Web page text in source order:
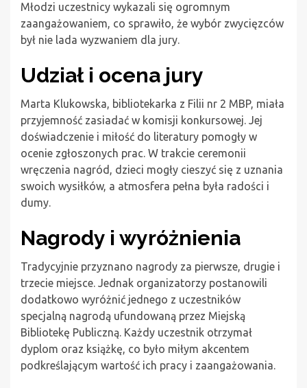
Młodzi uczestnicy wykazali się ogromnym
zaangażowaniem, co sprawiło, że wybór zwycięzców
był nie lada wyzwaniem dla jury.
Udział i ocena jury
Marta Klukowska, bibliotekarka z Filii nr 2 MBP, miała
przyjemność zasiadać w komisji konkursowej. Jej
doświadczenie i miłość do literatury pomogły w
ocenie zgłoszonych prac. W trakcie ceremonii
wręczenia nagród, dzieci mogły cieszyć się z uznania
swoich wysiłków, a atmosfera pełna była radości i
dumy.
Nagrody i wyróżnienia
Tradycyjnie przyznano nagrody za pierwsze, drugie i
trzecie miejsce. Jednak organizatorzy postanowili
dodatkowo wyróżnić jednego z uczestników
specjalną nagrodą ufundowaną przez Miejską
Bibliotekę Publiczną. Każdy uczestnik otrzymał
dyplom oraz książkę, co było miłym akcentem
podkreślającym wartość ich pracy i zaangażowania.